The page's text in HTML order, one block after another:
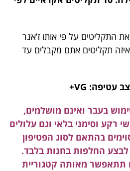
התקליטים על פי אותו ז’אנר
איזה תקליטים אתם מקבלים עד
בעבר ואינם מושלמים,
רקע וסימני בלאי וגם עלולים
בהתאם לסוג הפטיפון
לבצע החלפות בחנות בלבד.
מאותה קטגוריית